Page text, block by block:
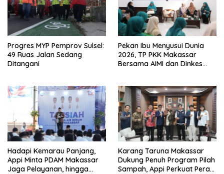
Progres MYP Pemprov Sulsel:
49 Ruas Jalan Sedang
Ditangani
Pekan Ibu Menyusui Dunia
2026, TP PKK Makassar
Bersama AIMI dan Dinkes
Hadapi Kemarau Panjang,
Appi Minta PDAM Makassar
Jaga Pelayanan, hingga
Karang Taruna Makassar
Dukung Penuh Program Pilah
Sampah, Appi Perkuat Peran